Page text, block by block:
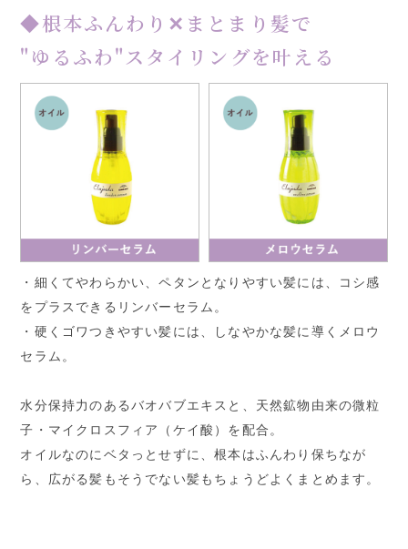
◆根本ふんわり✕まとまり髪で
"ゆるふわ"スタイリングを叶える
・細くてやわらかい、ペタンとなりやすい髪には、コシ感
をプラスできるリンバーセラム。
・硬くゴワつきやすい髪には、しなやかな髪に導くメロウ
セラム。
水分保持力のあるバオバブエキスと、天然鉱物由来の微粒
子・マイクロスフィア（ケイ酸）を配合。
オイルなのにベタっとせずに、根本はふんわり保ちなが
ら、広がる髪もそうでない髪もちょうどよくまとめます。